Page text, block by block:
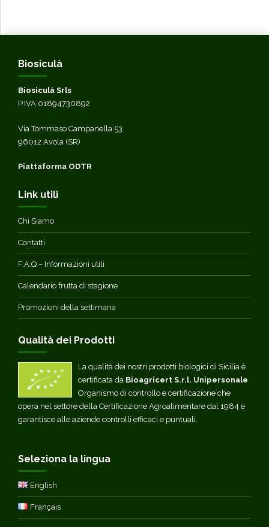
Biosiculà
Biosiculà Srls
P.IVA 01894730892
Via Tommaso Campanella 53
96012 Avola (SR)
Piattaforma ODTR
Link utili
Chi Siamo
Contatti
F.A.Q – Informazioni utili
Calendario frutta di stagione
Promozioni della settimana
Qualità dei Prodotti
La qualità dei nostri prodotti biologici di Sicilia è
certificata da Bioagricert S.r.l. Unipersonale
Organismo di controllo e certificazione che
opera nel settore della Certificazione Agroalimentare dal 1984 e
garantisce alle aziende controlli efficaci e puntuali.
Seleziona la lingua
English
Français